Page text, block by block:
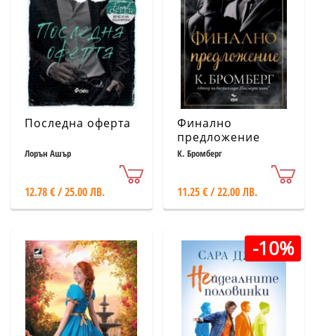
Последна оферта
Лорън Ашър
12.78 € / 25.00 ЛВ.
Финално
предложение
К. Бромберг
11.25 € / 22.00 ЛВ.
-10%